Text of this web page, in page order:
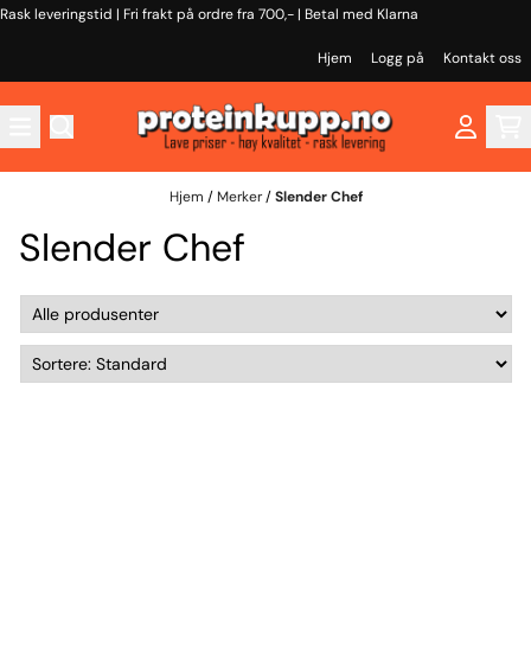
Hopp til innhold
Rask leveringstid | Fri frakt på ordre fra 700,- | Betal med Klarna
Hjem Logg på Kontakt oss
Hjem / Merker/Slender Chef
Slender Chef